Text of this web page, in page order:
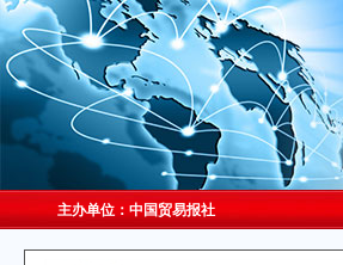
主办单位：中国贸易报社